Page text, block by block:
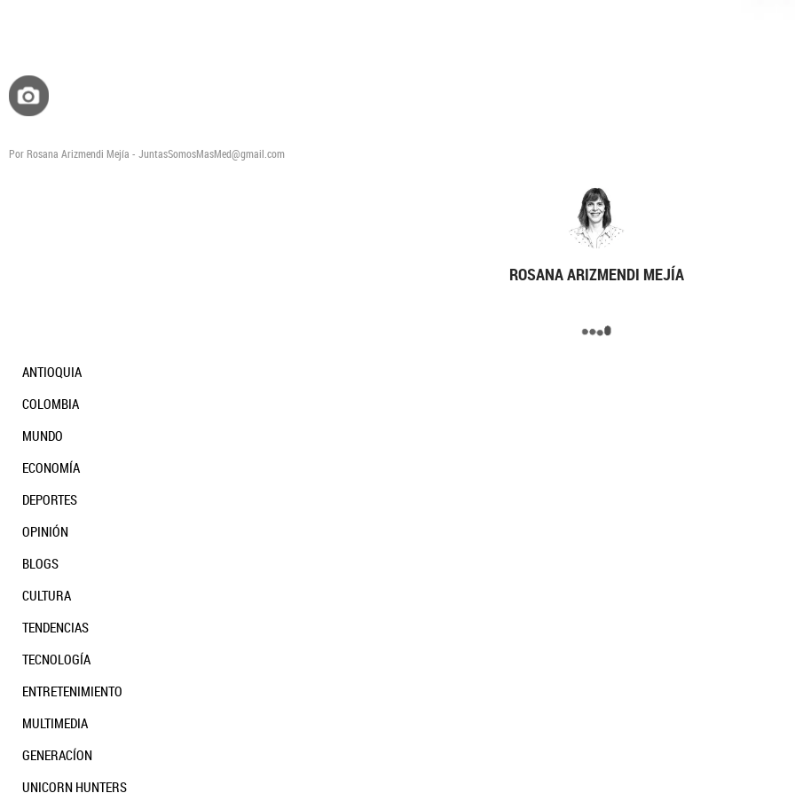
Por Rosana Arizmendi Mejía - JuntasSomosMasMed@gmail.com
ROSANA ARIZMENDI MEJÍA
ANTIOQUIA
COLOMBIA
MUNDO
ECONOMÍA
DEPORTES
OPINIÓN
BLOGS
CULTURA
TENDENCIAS
TECNOLOGÍA
ENTRETENIMIENTO
MULTIMEDIA
GENERACÍON
UNICORN HUNTERS